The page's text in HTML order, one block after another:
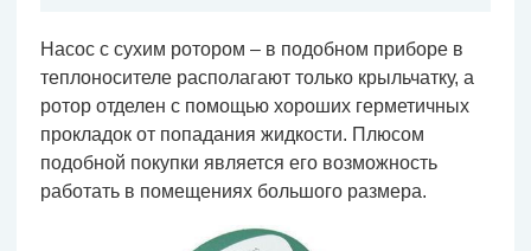
Насос с сухим ротором – в подобном приборе в
теплоносителе располагают только крыльчатку, а
ротор отделен с помощью хороших герметичных
прокладок от попадания жидкости. Плюсом
подобной покупки является его возможность
работать в помещениях большого размера.